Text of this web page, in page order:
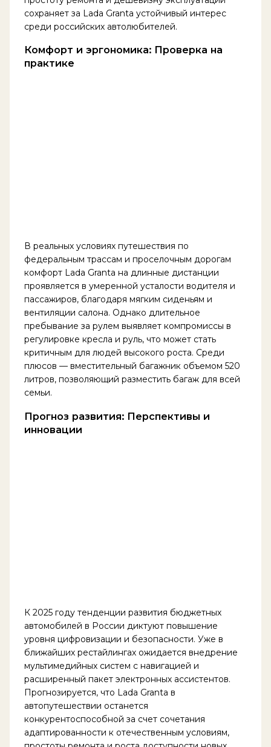
сохраняет за Lada Granta устойчивый интерес
среди российских автолюбителей.
Комфорт и эргономика: Проверка на
практике
В реальных условиях путешествия по
федеральным трассам и проселочным дорогам
комфорт Lada Granta на длинные дистанции
проявляется в умеренной усталости водителя и
пассажиров, благодаря мягким сиденьям и
вентиляции салона. Однако длительное
пребывание за рулем выявляет компромиссы в
регулировке кресла и руль, что может стать
критичным для людей высокого роста. Среди
плюсов — вместительный багажник объемом 520
литров, позволяющий разместить багаж для всей
семьи.
Прогноз развития: Перспективы и
инновации
К 2025 году тенденции развития бюджетных
автомобилей в России диктуют повышение
уровня цифровизации и безопасности. Уже в
ближайших рестайлингах ожидается внедрение
мультимедийных систем с навигацией и
расширенный пакет электронных ассистентов.
Прогнозируется, что Lada Granta в
автопутешествии останется
конкурентоспособной за счет сочетания
адаптированности к отечественным условиям,